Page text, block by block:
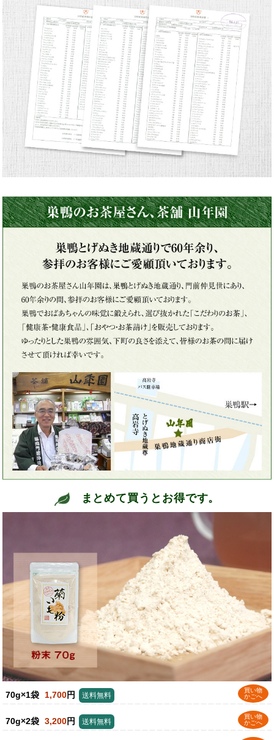
まとめて買うとお得です。
70g×1袋 1,700円
買い物
かごへ
送料無料
70g×2袋 3,200円
買い物
かごへ
送料無料